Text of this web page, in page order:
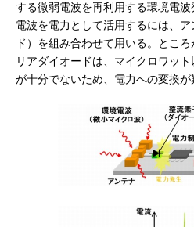
する微弱電波を再利用する環境電
電波を電力として活用するには、
ド）を組み合わせて用いる。とこ
リアダイオードは、マイクロワッ
が十分でないため、電力への変換が